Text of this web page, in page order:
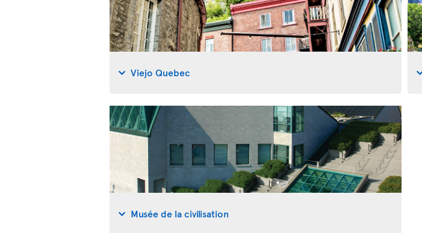
Viejo Quebec
Musée de la civilisation